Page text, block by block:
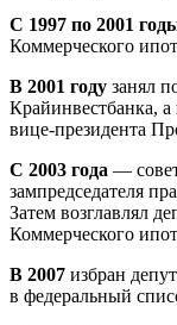
С 1997 по 2001
Коммерческого
В 2001 году занял
Крайинвестбанка, а
вице-президента
С 2003 года —
зампредседателя
Затем возглавлял
Коммерческого
В 2007 избран
в федеральный